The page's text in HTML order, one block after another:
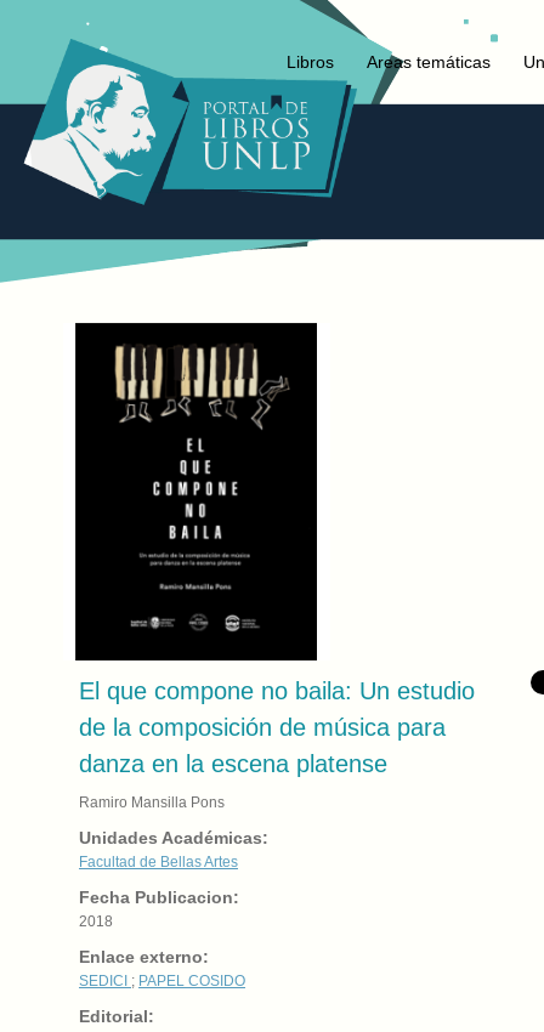
Libros Areas temáticas
El que compone no baila: Un estudio
de la composición de música para
danza en la escena platense
Ramiro Mansilla Pons
Unidades Académicas:
Facultad de Bellas Artes
Fecha Publicacion:
2018
Enlace externo:
SEDICI ; PAPEL COSIDO
Editorial: